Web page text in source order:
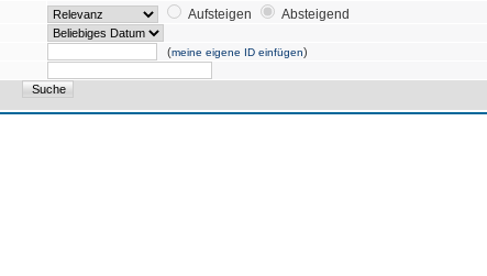
Aufsteigen
Absteigend
(meine eigene ID einfügen)